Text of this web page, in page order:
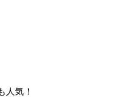
人気！